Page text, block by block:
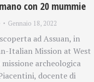
con 20 mummie
Gennaio 18, 2022
ad Assuan, in
Italian Mission at West
archeologica
docente di